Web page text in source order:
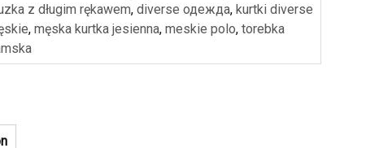
z długim rękawem,diverse одежда,kurtki diverse
,męska kurtka jesienna,meskie polo,torebka